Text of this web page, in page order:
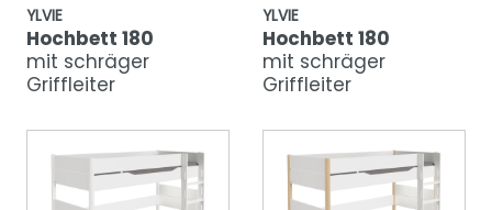
YLVIE
Hochbett 180
mit schräger
Griffleiter
YLVIE
Hochbett 180
mit schräger
Griffleiter